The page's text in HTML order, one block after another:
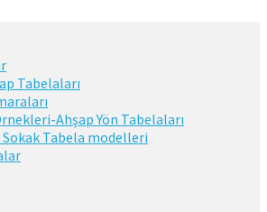
Tabelaları
Ahşap Yön Tabelaları
Sokak Tabela modelleri